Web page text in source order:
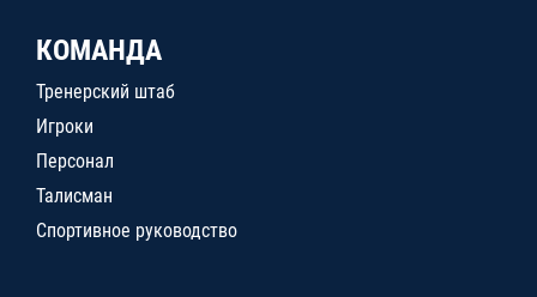
КОМАНДА
Тренерский штаб
Игроки
Персонал
Талисман
Спортивное руководство